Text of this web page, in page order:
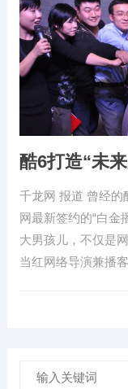
酷6打造“未
千龙网 报道 曾经的
网最新签约的“白金
大男孩儿，不仅是
当红网络导演兼播